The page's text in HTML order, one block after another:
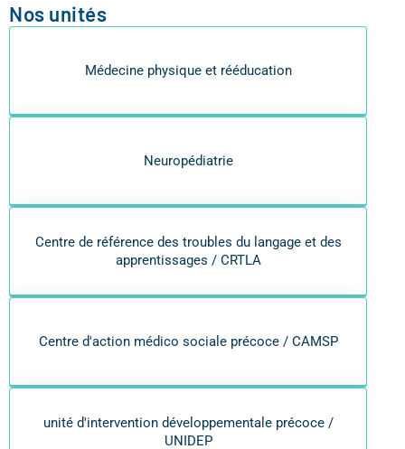
Nos unités
Médecine physique et rééducation
Neuropédiatrie
Centre de référence des troubles du langage et des
apprentissages / CRTLA
Centre d'action médico sociale précoce / CAMSP
unité d'intervention développementale précoce /
UNIDEP